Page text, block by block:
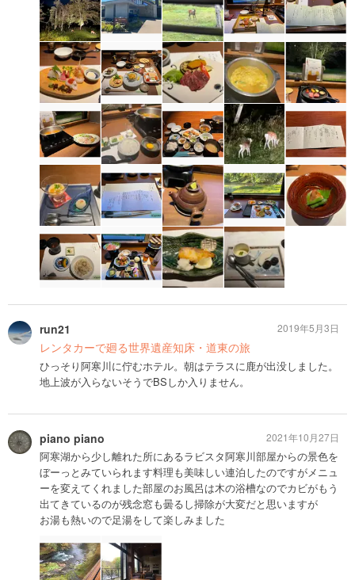
run21
レンタカーで廻る世界遺産知床・道東の旅
ひっそり阿寒川に佇むホテル。朝はテラスに鹿が出没しました。
地上波が入らないそうでBSしか入りません。
2019年5月3日
piano piano
阿寒湖から少し離れた所にあるラビスタ阿寒川部屋からの景色を
ぼーっとみていられます料理も美味しい連泊したのですがメニュ
ーを変えてくれました部屋のお風呂は木の浴槽なのでカビがもう
出てきているのが残念窓も曇るし掃除が大変だと思いますが
お湯も熱いので足湯をして楽しみました
2021年10月27日